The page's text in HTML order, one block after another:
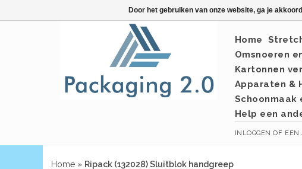
Home
Omsnoeren
Kartonnen
Apparaten &
Schoonmaak
Help een
INLOGGEN OF EEN
Home » Ripack (132028) Sluitblok handgreep
Door het gebruiken van onze website, ga je